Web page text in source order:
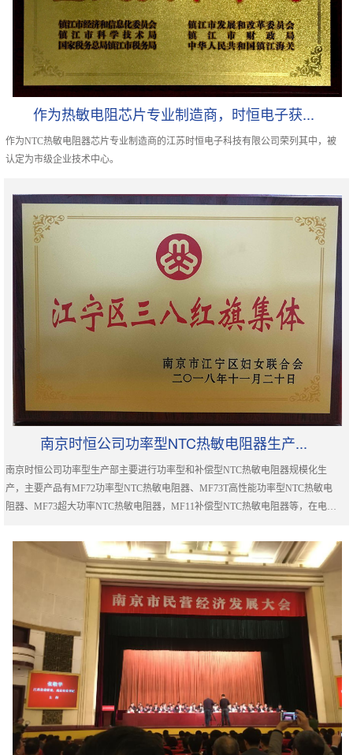
作为热敏电阻芯片专业制造商，时恒电子获...
作为NTC热敏电阻器芯片专业制造商的江苏时恒电子科技有限公司荣列其中，被
认定为市级企业技术中心。
南京时恒公司功率型NTC热敏电阻器生产...
南京时恒公司功率型生产部主要进行功率型和补偿型NTC热敏电阻器规模化生
产，主要产品有MF72功率型NTC热敏电阻器、MF73T高性能功率型NTC热敏电
阻器、MF73超大功率NTC热敏电阻器，MF11补偿型NTC热敏电阻器等，在电子